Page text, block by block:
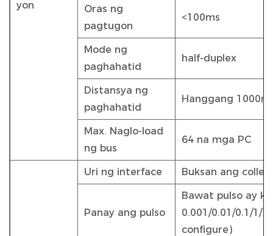
yon
Oras ng
pagtugon
<100ms
Mode ng
paghahatid
half-duplex
Distansya ng
paghahatid
Hanggang 1000m
Max. Naglo-load
ng bus
64 na mga PC
Uri ng interface Buksan ang
Panay ang pulso
Bawat pulso ay
0.001/0.01/0.1/1/
configure)